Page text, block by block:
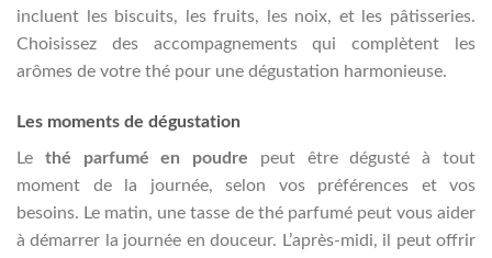
incluent les biscuits, les fruits, les noix, et les pâtisseries.
Choisissez des accompagnements qui complètent les
arômes de votre thé pour une dégustation harmonieuse.
Les moments de dégustation
Le thé parfumé en poudre peut être dégusté à tout
moment de la journée, selon vos préférences et vos
besoins. Le matin, une tasse de thé parfumé peut vous aider
à démarrer la journée en douceur. L’après-midi, il peut offrir